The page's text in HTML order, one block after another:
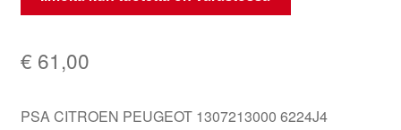
€ 61,00
PSA CITROEN PEUGEOT 1307213000 6224J4